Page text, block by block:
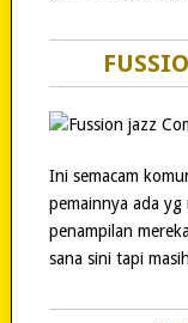
Ini semacam
pemainnya ada
penampilan
sana sini tapi